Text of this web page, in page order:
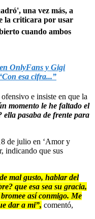
una vez más, a
la criticara por usar
cuando ambos
OnlyFans y Gigi
esa cifra...”
e insiste en que la
momento le he faltado el
ella pasaba de frente para
de julio en ‘Amor y
indicando que sus
mal gusto, hablar del
que esa sea su gracia,
así conmigo. Me
dar a mi”, comentó,